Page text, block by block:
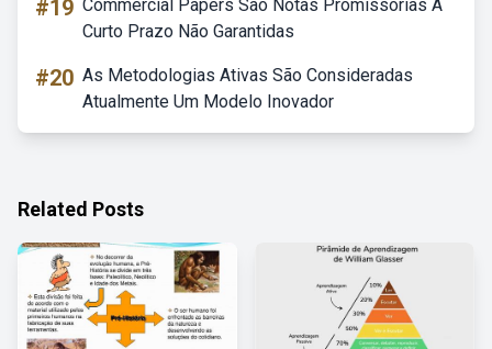
#19 Commercial Papers São Notas Promissórias A
Curto Prazo Não Garantidas
#20 As Metodologias Ativas São Consideradas
Atualmente Um Modelo Inovador
Related Posts